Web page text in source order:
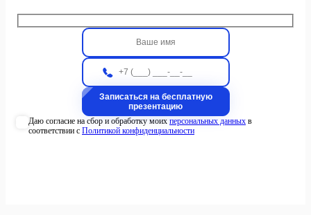
Даю согласие на сбор и обработку моих персональных данных в
соответствии с Политикой конфиденциальности